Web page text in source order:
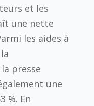
et les
une nette
les aides à
presse
une
%. En